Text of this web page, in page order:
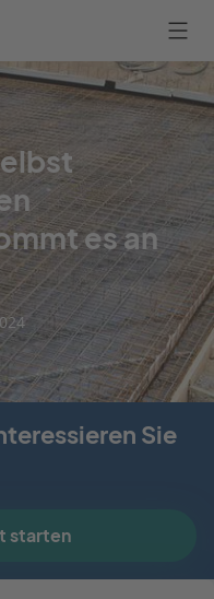
es an
Sie
starten